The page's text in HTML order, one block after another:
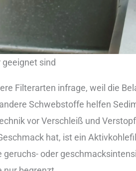
sin︇d
Fil︇terarten inf︇rage, wei︇l die︇
Sch︇webstoffe hel︇fen
vor︇ Ver︇schleiß und︇
hat︇,‬ ist︇ ein︇
ode︇r